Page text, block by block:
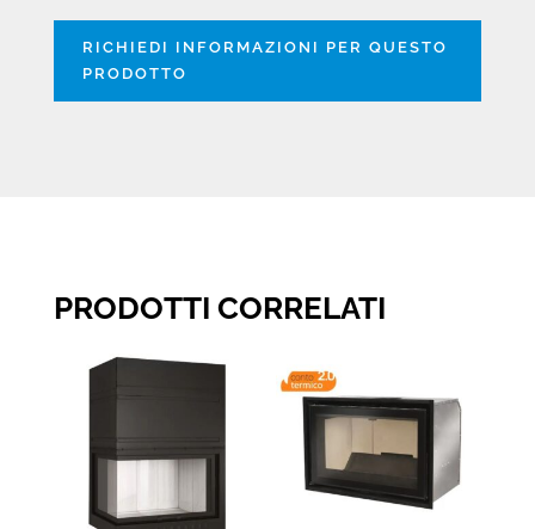
RICHIEDI INFORMAZIONI PER QUESTO
PRODOTTO
PRODOTTI CORRELATI